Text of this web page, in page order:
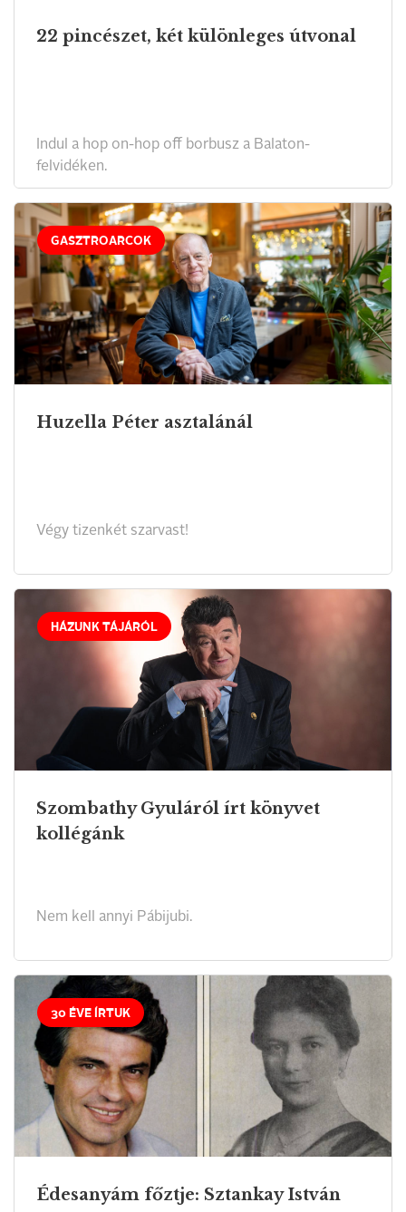
22 pincészet, két különleges útvonal
Indul a hop on-hop off borbusz a Balaton-
felvidéken.
GASZTROARCOK
Huzella Péter asztalánál
Végy tizenkét szarvast!
HÁZUNK TÁJÁRÓL
Szombathy Gyuláról írt könyvet
kollégánk
Nem kell annyi Pábijubi.
30 ÉVE ÍRTUK
Édesanyám főztje: Sztankay István